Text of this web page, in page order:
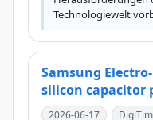
Technologiewelt
Samsung
silicon capacitor
2026-06-17